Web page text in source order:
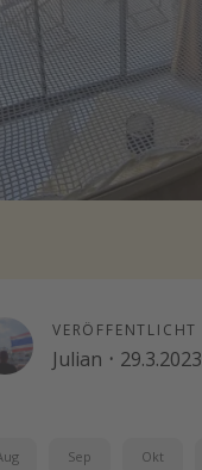
VERÖFFENTLICHT
Julian · 29.3.2023
Sep Okt